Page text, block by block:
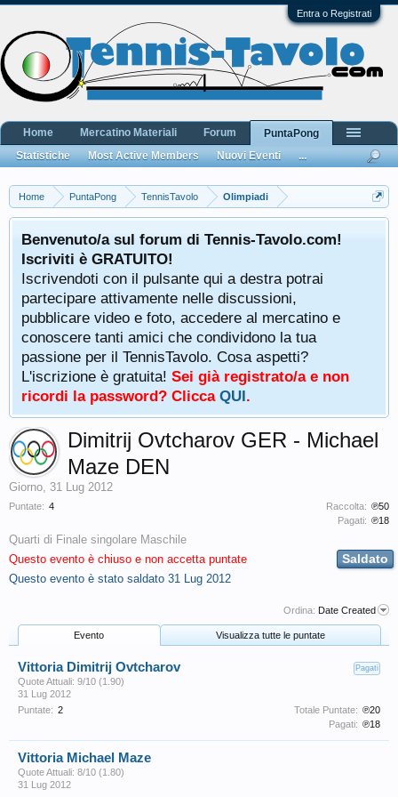
Entra o Registrati
Home PuntaPong TennisTavolo Olimpiadi
Benvenuto/a sul forum di Tennis-Tavolo.com!
Iscriviti è GRATUITO!
Iscrivendoti con il pulsante qui a destra potrai
partecipare attivamente nelle discussioni,
pubblicare video e foto, accedere al mercatino e
conoscere tanti amici che condividono la tua
passione per il TennisTavolo. Cosa aspetti?
L'iscrizione è gratuita! Sei già registrato/a e non
ricordi la password? Clicca QUI.
Puntate: 4 Raccolta: ℗50
Pagati: ℗18
Dimitrij Ovtcharov GER - Michael
Maze DEN
Giorno, 31 Lug 2012
Saldato
Quarti di Finale singolare Maschile
Questo evento è chiuso e non accetta puntate
Questo evento è stato saldato 31 Lug 2012
Ordina: Date Created
Evento Visualizza tutte le puntate
Pagati
Vittoria Dimitrij Ovtcharov
Quote Attuali: 9/10 (1.90)
31 Lug 2012
Puntate: 2 Totale Puntate: ℗20
Pagati: ℗18
Vittoria Michael Maze
Quote Attuali: 8/10 (1.80)
31 Lug 2012
Home Mercatino Materiali Forum
PuntaPong
Statistiche
Most Active Members Nuovi Eventi ...